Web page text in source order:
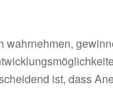
wahrnehmen,
ist, dass